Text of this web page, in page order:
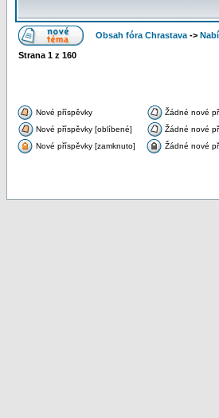
Obsah fóra Chrastava ->
Strana 1 z 160
Nové příspěvky Žádné nové
Nové příspěvky [oblíbené]
Žádné nové
Nové příspěvky [zamknuto]
Žádné nové